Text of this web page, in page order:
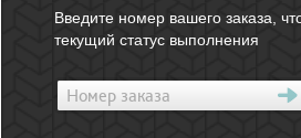
Введите номер вашего заказа,
текущий статус выполнения